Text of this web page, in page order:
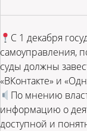
С 1 декабря
самоуправления,
суды должны
«ВКонтакте» и
По мнению
информацию о
доступной и